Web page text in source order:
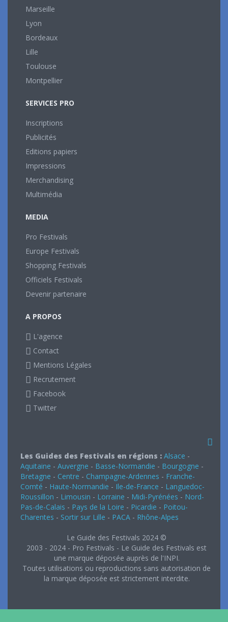
Marseille
Lyon
Bordeaux
Lille
Toulouse
Montpellier
SERVICES PRO
Inscriptions
Publicités
Editions papiers
Impressions
Merchandising
Multimédia
MEDIA
Pro Festivals
Europe Festivals
Shopping Festivals
Officiels Festivals
Devenir partenaire
A PROPOS
L'agence
Contact
Mentions Légales
Recrutement
Facebook
Twitter
Les Guides des Festivals en régions : Alsace -
Aquitaine - Auvergne - Basse-Normandie - Bourgogne -
Bretagne - Centre - Champagne-Ardennes - Franche-
Comté - Haute-Normandie - Ile-de-France - Languedoc-
Roussillon - Limousin - Lorraine - Midi-Pyrénées - Nord-
Pas-de-Calais - Pays de la Loire - Picardie - Poitou-
Charentes - Sortir sur Lille - PACA - Rhône-Alpes
Le Guide des Festivals 2024 ©
2003 - 2024 - Pro Festivals - Le Guide des Festivals est
une marque déposée auprès de l'INPI.
Toutes utilisations ou reproductions sans autorisation de
la marque déposée est strictement interdite.